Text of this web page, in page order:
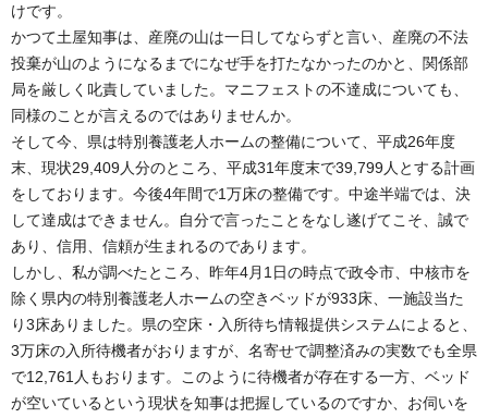
けです。
かつて土屋知事は、産廃の山は一日してならずと言い、産廃の不法
投棄が山のようになるまでになぜ手を打たなかったのかと、関係部
局を厳しく叱責していました。マニフェストの不達成についても、
同様のことが言えるのではありませんか。
そして今、県は特別養護老人ホームの整備について、平成26年度
末、現状29,409人分のところ、平成31年度末で39,799人とする計画
をしております。今後4年間で1万床の整備です。中途半端では、決
して達成はできません。自分で言ったことをなし遂げてこそ、誠で
あり、信用、信頼が生まれるのであります。
しかし、私が調べたところ、昨年4月1日の時点で政令市、中核市を
除く県内の特別養護老人ホームの空きベッドが933床、一施設当た
り3床ありました。県の空床・入所待ち情報提供システムによると、
3万床の入所待機者がおりますが、名寄せで調整済みの実数でも全県
で12,761人もおります。このように待機者が存在する一方、ベッド
が空いているという現状を知事は把握しているのですか、お伺いを